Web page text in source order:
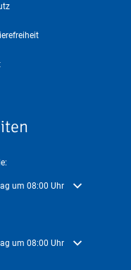
auszublenden
um 08:00 Uhr
auszublenden
um 08:00 Uhr